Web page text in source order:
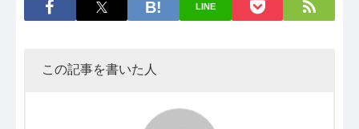
LINE
この記事を書いた人